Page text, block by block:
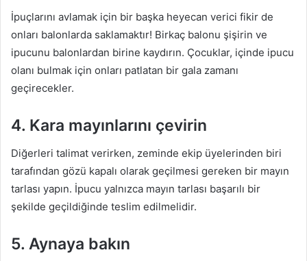
İpuçlarını avlamak için bir başka heyecan verici fikir de
onları balonlarda saklamaktır! Birkaç balonu şişirin ve
ipucunu balonlardan birine kaydırın. Çocuklar, içinde ipucu
olanı bulmak için onları patlatan bir gala zamanı
geçirecekler.
4. Kara mayınlarını çevirin
Diğerleri talimat verirken, zeminde ekip üyelerinden biri
tarafından gözü kapalı olarak geçilmesi gereken bir mayın
tarlası yapın. İpucu yalnızca mayın tarlası başarılı bir
şekilde geçildiğinde teslim edilmelidir.
5. Aynaya bakın